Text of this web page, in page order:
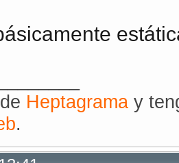
Heptagrama y
.